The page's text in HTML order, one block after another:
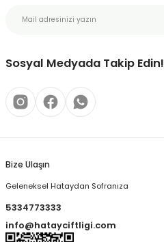
Sosyal Medyada Takip Edin!
Bize Ulaşın
Geleneksel Hataydan Sofranıza
5334773333
info@hatayciftligi.com